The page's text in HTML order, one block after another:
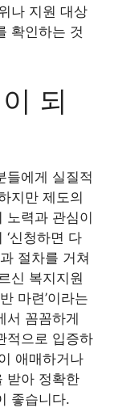
나 지원 대상
확인하는 것
되
들에게 실질적
지만 제도의
노력과 관심이
신청하면 다
절차를 거쳐
신 복지지원
마련’이라는
서 꼼꼼하게
적으로 입증하
애매하거나
받아 정확한
좋습니다.